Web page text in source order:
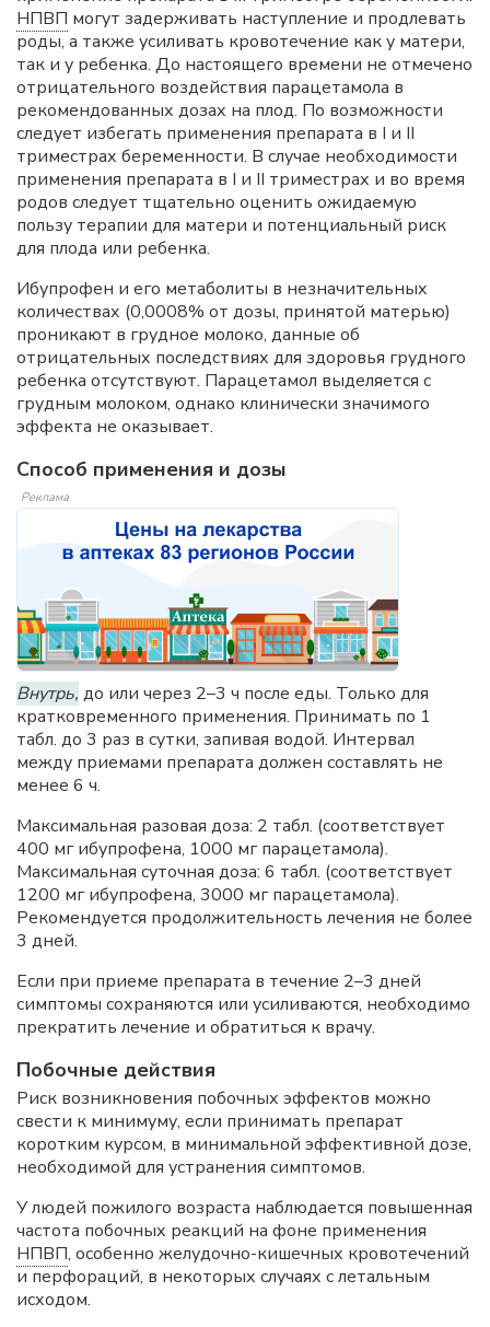
НПВП могут задерживать наступление и продлевать
роды, а также усиливать кровотечение как у матери,
так и у ребенка. До настоящего времени не отмечено
отрицательного воздействия парацетамола в
рекомендованных дозах на плод. По возможности
следует избегать применения препарата в I и II
триместрах беременности. В случае необходимости
применения препарата в I и II триместрах и во время
родов следует тщательно оценить ожидаемую
пользу терапии для матери и потенциальный риск
для плода или ребенка.
Ибупрофен и его метаболиты в незначительных
количествах (0,0008% от дозы, принятой матерью)
проникают в грудное молоко, данные об
отрицательных последствиях для здоровья грудного
ребенка отсутствуют. Парацетамол выделяется с
грудным молоком, однако клинически значимого
эффекта не оказывает.
Способ применения и дозы
Реклама
Внутрь, до или через 2–3 ч после еды. Только для
кратковременного применения. Принимать по 1
табл. до 3 раз в сутки, запивая водой. Интервал
между приемами препарата должен составлять не
менее 6 ч.
Максимальная разовая доза: 2 табл. (соответствует
400 мг ибупрофена, 1000 мг парацетамола).
Максимальная суточная доза: 6 табл. (соответствует
1200 мг ибупрофена, 3000 мг парацетамола).
Рекомендуется продолжительность лечения не более
3 дней.
Если при приеме препарата в течение 2–3 дней
симптомы сохраняются или усиливаются, необходимо
прекратить лечение и обратиться к врачу.
Побочные действия
Риск возникновения побочных эффектов можно
свести к минимуму, если принимать препарат
коротким курсом, в минимальной эффективной дозе,
необходимой для устранения симптомов.
У людей пожилого возраста наблюдается повышенная
частота побочных реакций на фоне применения
НПВП, особенно желудочно-кишечных кровотечений
и перфораций, в некоторых случаях с летальным
исходом.